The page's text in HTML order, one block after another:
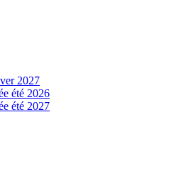
2027
été 2026
été 2027